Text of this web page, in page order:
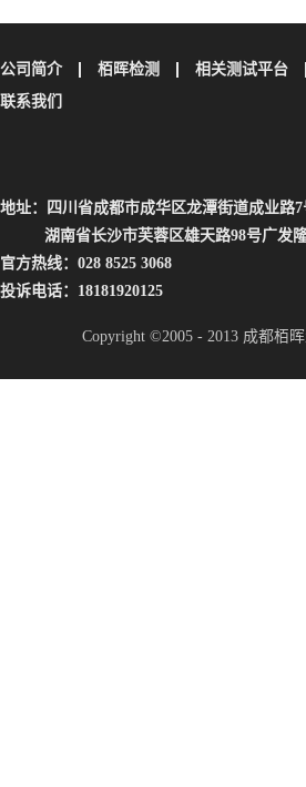
公司简介 栢晖检测 相关测试平台
联系我们
地址：四川省成都市成华区龙潭街道成业路
湖南省长沙市芙蓉区雄天路98号广发隆
官方热线：028 8525 3068
投诉电话：18181920125
Copyright ©2005 - 2013 成都栢